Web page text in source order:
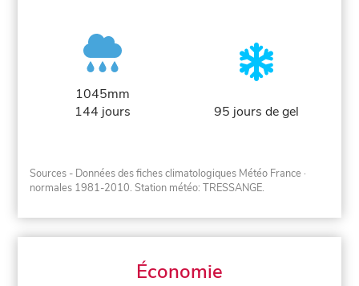
1045mm
144 jours
95 jours de gel
Sources - Données des fiches climatologiques Météo France ·
normales 1981-2010. Station météo: TRESSANGE.
Économie